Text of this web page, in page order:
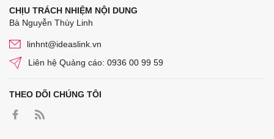
CHỊU TRÁCH NHIỆM NỘI DUNG
Bà Nguyễn Thùy Linh
linhnt@ideaslink.vn
Liên hệ Quảng cáo: 0936 00 99 59
THEO DÕI CHÚNG TÔI